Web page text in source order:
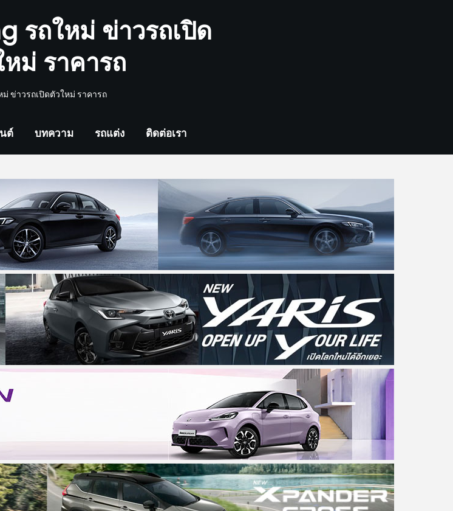
รถใหม่ ข่าวรถเปิด
ม่ ราคารถ
ม่ ข่าวรถเปิดตัวใหม่ ราคารถ
ต์ บทความ รถแต่ง ติดต่อเรา